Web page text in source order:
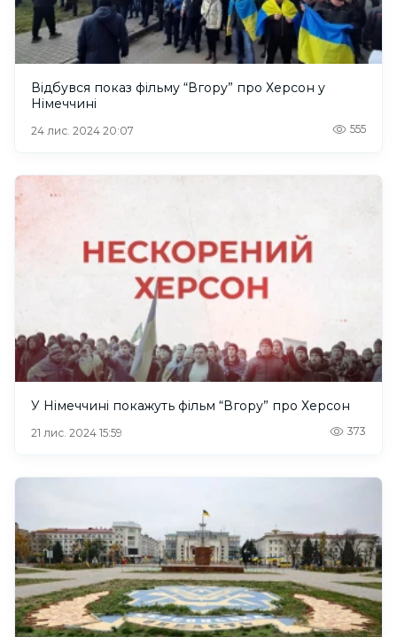
Відбувся показ фільму “Вгору” про Херсон у
Німеччині
24 лис. 2024 20:07 555
У Німеччині покажуть фільм “Вгору” про Херсон
21 лис. 2024 15:59 373